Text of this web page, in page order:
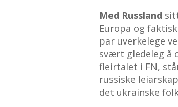
Med Russland
Europa og
par uverkelege
svært gledeleg å
fleirtalet i FN,
russiske
det ukrainske